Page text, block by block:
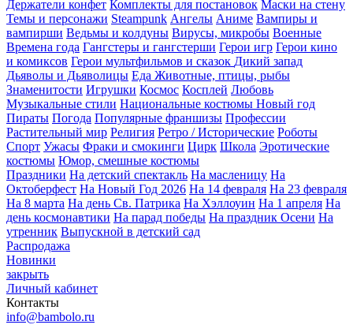
Держатели конфет Комплекты для постановок Маски на стену
Темы и персонажи Steampunk Ангелы Аниме Вампиры и
вампирши Ведьмы и колдуны Вирусы, микробы Военные
Времена года Гангстеры и гангстерши Герои игр Герои кино
и комиксов Герои мультфильмов и сказок Дикий запад
Дьяволы и Дьяволицы Еда Животные, птицы, рыбы
Знаменитости Игрушки Космос Косплей Любовь
Музыкальные стили Национальные костюмы Новый год
Пираты Погода Популярные франшизы Профессии
Растительный мир Религия Ретро / Исторические Роботы
Спорт Ужасы Фраки и смокинги Цирк Школа Эротические
костюмы Юмор, смешные костюмы
Праздники На детский спектакль На масленицу На
Октоберфест На Новый Год 2026 На 14 февраля На 23 февраля
На 8 марта На день Св. Патрика На Хэллоуин На 1 апреля На
день космонавтики На парад победы На праздник Осени На
утренник Выпускной в детский сад
Распродажа
Новинки
закрыть
Личный кабинет
Контакты
info@bambolo.ru